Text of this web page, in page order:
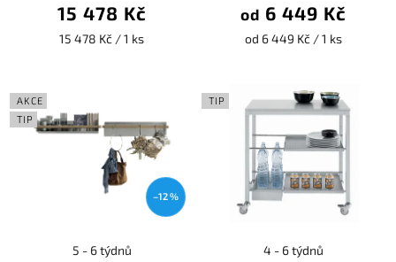
15 478 Kč
15 478 Kč / 1 ks
od 6 449 Kč
od 6 449 Kč / 1 ks
AKCE
TIP
–12 %
5 - 6 týdnů
TIP
4 - 6 týdnů